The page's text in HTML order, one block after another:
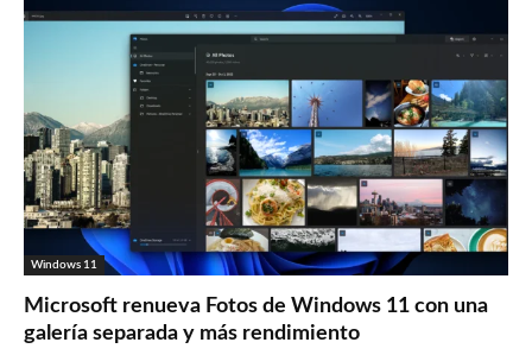
Windows 11
Microsoft renueva Fotos de Windows 11 con una
galería separada y más rendimiento